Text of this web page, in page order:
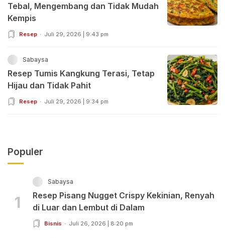
Tebal, Mengembang dan Tidak Mudah
Kempis
Resep Juli 29, 2026 | 9:43 pm
Sabaysa
Resep Tumis Kangkung Terasi, Tetap
Hijau dan Tidak Pahit
Resep Juli 29, 2026 | 9:34 pm
Populer
1
Sabaysa
Resep Pisang Nugget Crispy Kekinian, Renyah
di Luar dan Lembut di Dalam
Bisnis Juli 26, 2026 | 8:20 pm